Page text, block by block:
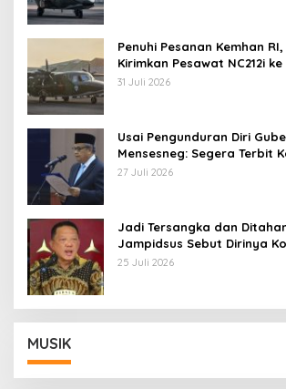
Penuhi Pesanan Kemhan
Kirimkan Pesawat NC212i
AU
31 Juli 2026
Usai Pengunduran Diri
Mensesneg: Segera Terbit
Pemberhentian dengan
27 Juli 2026
Jadi Tersangka dan
Jampidsus Sebut Dirinya
Kriminalisasi
25 Juli 2026
MUSIK